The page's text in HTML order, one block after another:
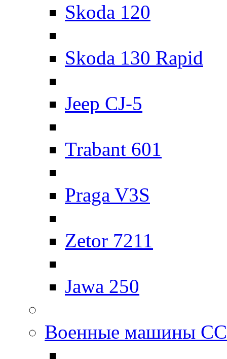
Skoda 120
Skoda 130 Rapid
Jeep CJ-5
Trabant 601
Praga V3S
Zetor 7211
Jawa 250
Военные машины